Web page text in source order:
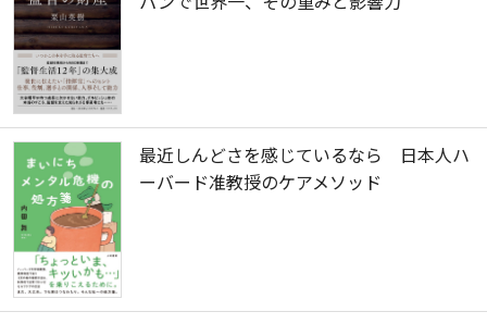
最近しんどさを感じているなら 日本人ハ
ーバード准教授のケアメソッド